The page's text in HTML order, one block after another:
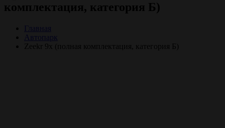
комплектация, категория Б)
Главная
Автопарк
Zeekr 9x (полная комплектация, категория Б)